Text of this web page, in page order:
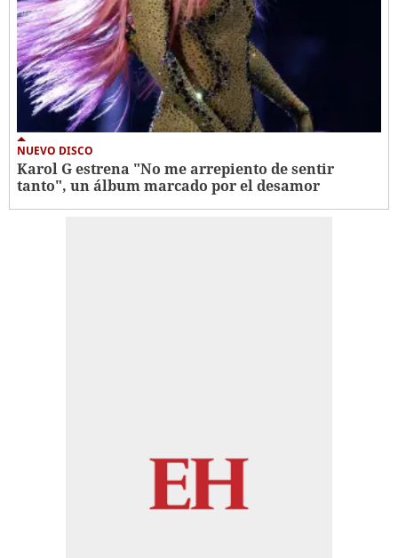
NUEVO DISCO
Karol G estrena "No me arrepiento de sentir
tanto", un álbum marcado por el desamor